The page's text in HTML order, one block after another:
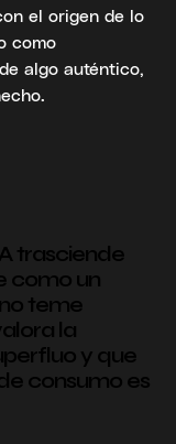
el origen de lo
como
algo auténtico,
trasciende
como un
teme
la
y que
consumo es